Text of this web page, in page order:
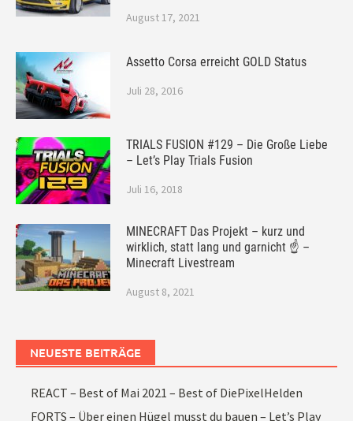
August 17, 2021
Assetto Corsa erreicht GOLD Status
Juli 28, 2016
TRIALS FUSION #129 – Die Große Liebe
– Let’s Play Trials Fusion
Juli 16, 2018
MINECRAFT Das Projekt – kurz und
wirklich, statt lang und garnicht ☝ –
Minecraft Livestream
August 8, 2021
NEUESTE BEITRÄGE
REACT – Best of Mai 2021 – Best of DiePixelHelden
FORTS – Über einen Hügel musst du bauen – Let’s Play